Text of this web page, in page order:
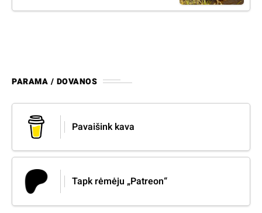
PARAMA / DOVANOS
Pavaišink kava
Tapk rėmėju „Patreon“